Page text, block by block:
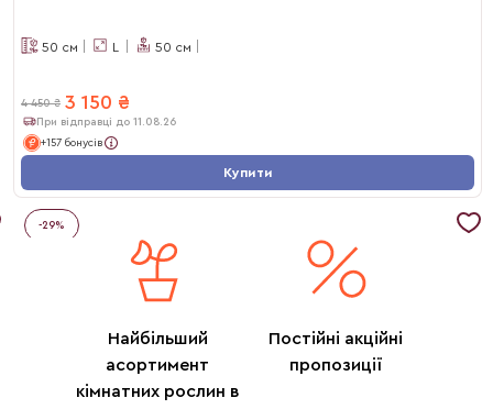
50 см L 50 см
4 450 ₴ 3 150 ₴
При відправці до 11.08.26
+157 бонусів
Купити
-29%
Найбільший
асортимент
кімнатних рослин в
Постійні акційні
пропозиції